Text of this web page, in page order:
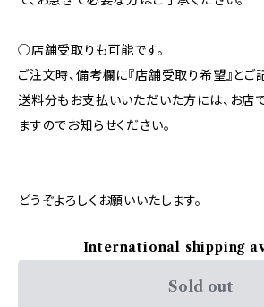
○店舗受取りも可能です。
ご注文時、備考欄に『店舗受取り希望』とご
送料分もお支払いいただいた方には、お店
ますのでお知らせください。
どうぞよろしくお願いいたします。
International shipping
Sold out